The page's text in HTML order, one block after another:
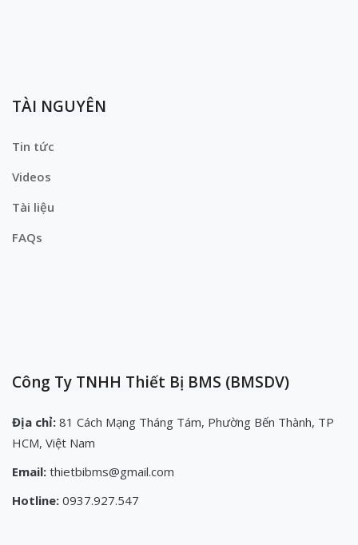
TÀI NGUYÊN
Tin tức
Videos
Tài liệu
FAQs
Công Ty TNHH Thiết Bị BMS (BMSDV)
Địa chỉ: 81 Cách Mạng Tháng Tám, Phường Bến Thành, TP
HCM, Việt Nam
Email: thietbibms@gmail.com
Hotline: 0937.927.547